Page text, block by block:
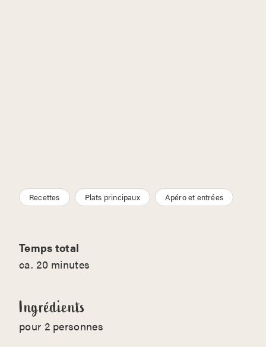
Recettes Plats principaux Apéro et entrées
Temps total
ca. 20 minutes
Ingrédients
pour 2 personnes